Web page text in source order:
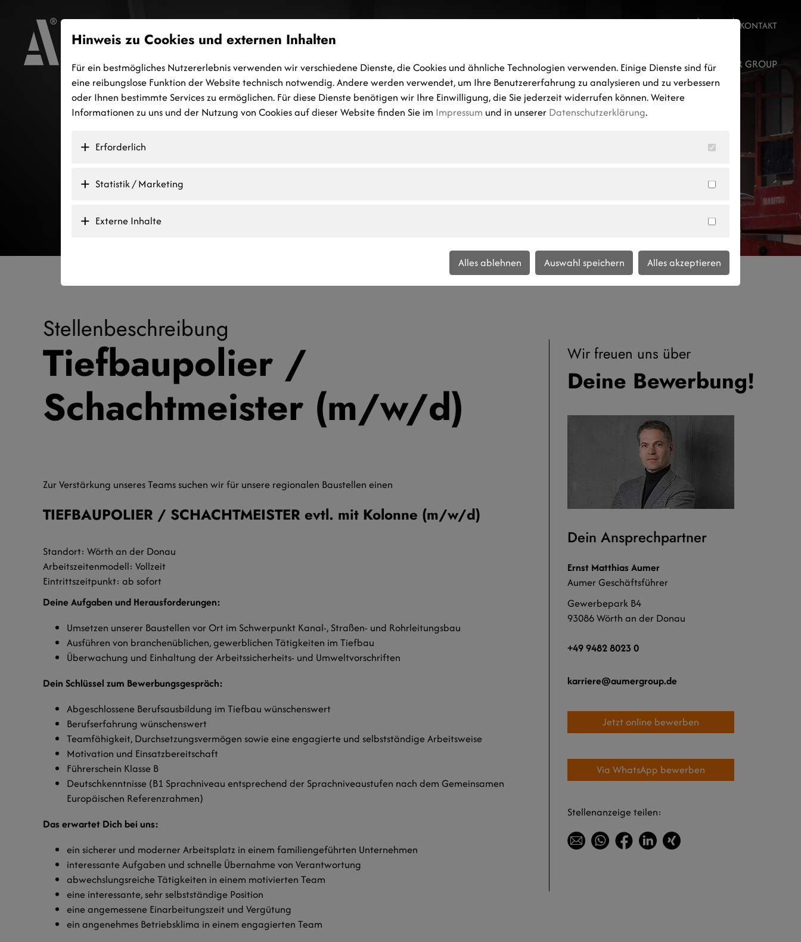
KONTAKT
HOME MASSIVHAUS GEWERBEBAU HOCH-TIEFBAU PROJEKTENTWICKLUNG STANDORTE AUMER GROUP
Stellenbeschreibung
Tiefbaupolier /
Schachtmeister (m/w/d)
Zur Verstärkung unseres Teams suchen wir für unsere regionalen Baustellen einen
TIEFBAUPOLIER / SCHACHTMEISTER evtl. mit Kolonne (m/w/d)
Standort: Wörth an der Donau
Arbeitszeitenmodell: Vollzeit
Eintrittszeitpunkt: ab sofort
Deine Aufgaben und Herausforderungen:
Umsetzen unserer Baustellen vor Ort im Schwerpunkt Kanal-, Straßen- und Rohrleitungsbau
Ausführen von branchenüblichen, gewerblichen Tätigkeiten im Tiefbau
Überwachung und Einhaltung der Arbeitssicherheits- und Umweltvorschriften
Dein Schlüssel zum Bewerbungsgespräch:
Abgeschlossene Berufsausbildung im Tiefbau wünschenswert
Berufserfahrung wünschenswert
Teamfähigkeit, Durchsetzungsvermögen sowie eine engagierte und selbstständige Arbeitsweise
Motivation und Einsatzbereitschaft
Führerschein Klasse B
Deutschkenntnisse (B1 Sprachniveau entsprechend der Sprachniveaustufen nach dem Gemeinsamen
Europäischen Referenzrahmen)
Das erwartet Dich bei uns:
ein sicherer und moderner Arbeitsplatz in einem familiengeführten Unternehmen
interessante Aufgaben und schnelle Übernahme von Verantwortung
abwechslungsreiche Tätigkeiten in einem motivierten Team
eine interessante, sehr selbstständige Position
eine angemessene Einarbeitungszeit und Vergütung
ein angenehmes Betriebsklima in einem engagierten Team
Wir freuen uns über
Deine Bewerbung!
Dein Ansprechpartner
Ernst Matthias Aumer
Aumer Geschäftsführer
Gewerbepark B4
93086 Wörth an der Donau
+49 9482 8023 0
karriere aumergroup.de
Jetzt online bewerben
Via WhatsApp bewerben
Stellenanzeige teilen:
Hinweis zu Cookies und externen Inhalten
Für ein bestmögliches Nutzererlebnis verwenden wir verschiedene Dienste, die Cookies und ähnliche Technologien verwenden. Einige Dienste sind für
eine reibungslose Funktion der Website technisch notwendig. Andere werden verwendet, um Ihre Benutzererfahrung zu analysieren und zu verbessern
oder Ihnen bestimmte Services zu ermöglichen. Für diese Dienste benötigen wir Ihre Einwilligung, die Sie jederzeit widerrufen können. Weitere
Informationen zu uns und der Nutzung von Cookies auf dieser Website finden Sie im Impressum und in unserer Datenschutzerklärung.
Erforderlich
Statistik / Marketing
Externe Inhalte
Alles ablehnen Auswahl speichern Alles akzeptieren